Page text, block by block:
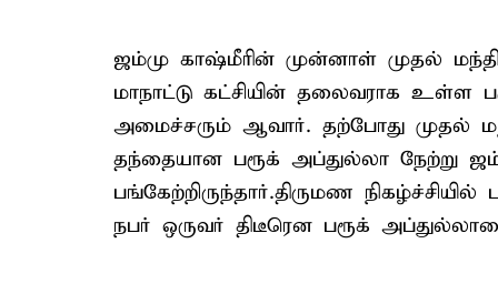
ஜம்மு காஷ்மீரின் முன்னாள் முதல்
மாநாட்டு கட்சியின் தலைவராக உள்ள
அமைச்சரும் ஆவார். தற்போது முதல்
தந்தையான பரூக் அப்துல்லா நேற்று
பங்கேற்றிருந்தார்.திருமண நிகழ்ச்சியில்
நபர் ஒருவர் திடீரென பரூக்